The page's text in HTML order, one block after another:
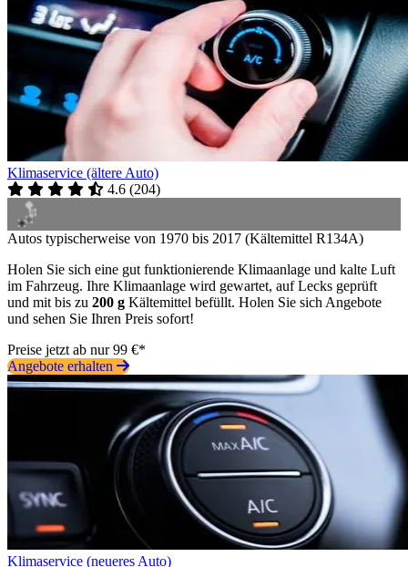
Klimaservice (ältere Auto)
4.6 (204)
Autos typischerweise von 1970 bis 2017 (Kältemittel R134A)
Holen Sie sich eine gut funktionierende Klimaanlage und kalte Luft
im Fahrzeug. Ihre Klimaanlage wird gewartet, auf Lecks geprüft
und mit bis zu 200 g Kältemittel befüllt. Holen Sie sich Angebote
und sehen Sie Ihren Preis sofort!
Preise jetzt ab nur 99 €*
Angebote erhalten
Klimaservice (neueres Auto)